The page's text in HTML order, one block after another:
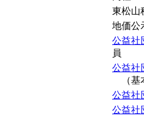
東松山
地価
公益社
員
公益社
（基
公益社
公益社